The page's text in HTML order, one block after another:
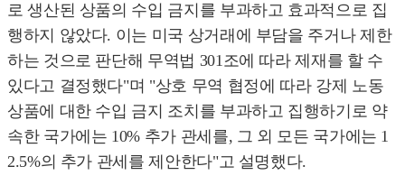
로 생산된 상품의 수입 금지를 부과하고 효과적으로 집
행하지 않았다. 이는 미국 상거래에 부담을 주거나 제한
하는 것으로 판단해 무역법 301조에 따라 제재를 할 수
있다고 결정했다"며 "상호 무역 협정에 따라 강제 노동
상품에 대한 수입 금지 조치를 부과하고 집행하기로 약
속한 국가에는 10% 추가 관세를, 그 외 모든 국가에는 1
2.5%의 추가 관세를 제안한다"고 설명했다.